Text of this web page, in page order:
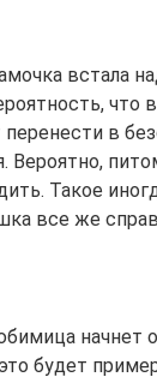
встала
что
в
Вероятно,
Такое
все же
начнет
будет